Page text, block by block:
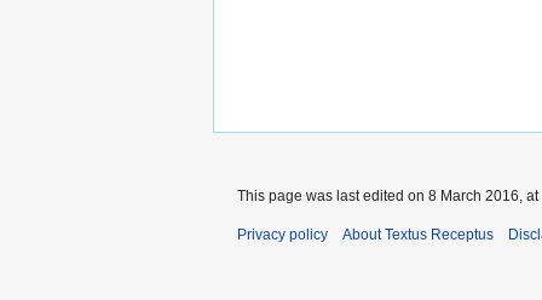
This page was last edited on 8 March 2016, at
Privacy policy About Textus Receptus